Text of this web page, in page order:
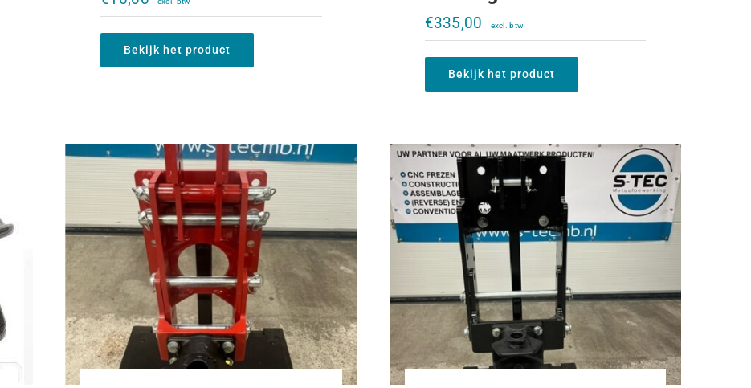
Bekijk het product
€335,00
Bekijk het product
zonder trekbek
€500,00
1056XL zonder trekbek
€950,00